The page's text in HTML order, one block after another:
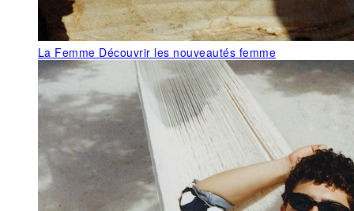
La Femme Découvrir les nouveautés femme